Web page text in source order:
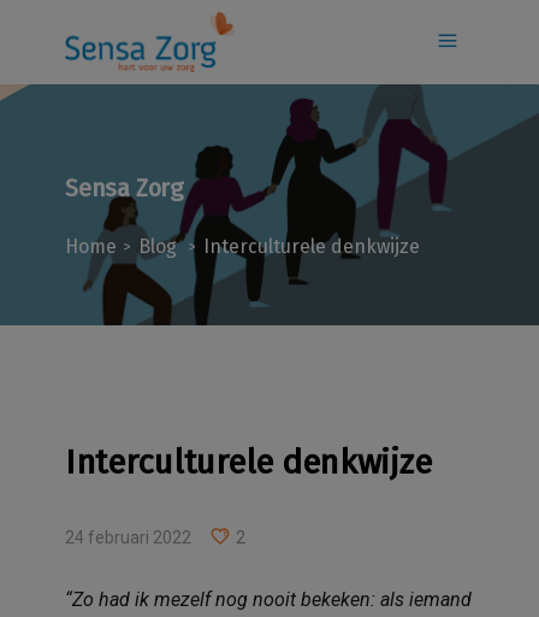
Sensa Zorg
Home > Blog > Interculturele denkwijze
Interculturele denkwijze
24 februari 2022 2
“Zo had ik mezelf nog nooit bekeken: als iemand